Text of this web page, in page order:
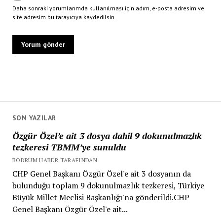
SON YAZILAR
Özgür Özel’e ait 3 dosya dahil 9 dokunulmazlık
tezkeresi TBMM’ye sunuldu
BODRUM HABER TARAFINDAN
CHP Genel Başkanı Özgür Özel'e ait 3 dosyanın da
bulunduğu toplam 9 dokunulmazlık tezkeresi, Türkiye
Büyük Millet Meclisi Başkanlığı'na gönderildi.CHP
Genel Başkanı Özgür Özel'e ait...
Daha sonraki yorumlarımda kullanılması için adım, e-posta adresim ve
site adresim bu tarayıcıya kaydedilsin.